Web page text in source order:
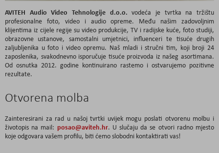
AVITEH Audio Video Tehnologije d.o.o. vodeća je tvrtka na tržištu
profesionalne foto, video i audio opreme. Među našim zadovoljnim
klijentima iz cijele regije su video produkcije, TV i radijske kuće, foto studiji,
obrazovne ustanove, samostalni umjetnici, influenceri te tisuće drugih
zaljubljenika u foto i video opremu. Naš mladi i stručni tim, koji broji 24
zaposlenika, svakodnevno isporučuje tisuće proizvoda iz našeg asortimana.
Od osnutka 2012. godine kontinuirano rastemo i ostvarujemo pozitivne
rezultate.
Otvorena molba
Zainteresirani za rad u našoj tvrtki uvijek mogu poslati otvorenu molbu i
životopis na mail: posao@aviteh.hr. U slučaju da se otvori radno mjesto
koje odgovara vašem profilu, biti ćemo slobodni kontaktirati vas!